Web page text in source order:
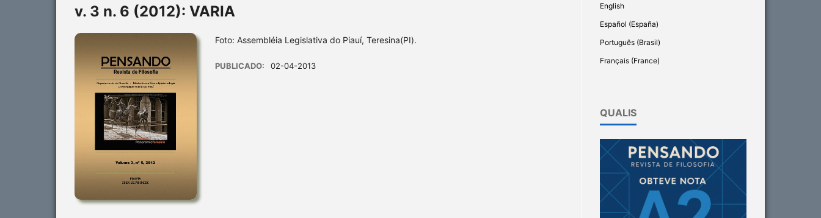
v. 3 n. 6 (2012): VARIA
Foto: Assembléia Legislativa do Piauí, Teresina(PI).
PUBLICADO: 02-04-2013
English
Español (España)
Português (Brasil)
Français (France)
QUALIS